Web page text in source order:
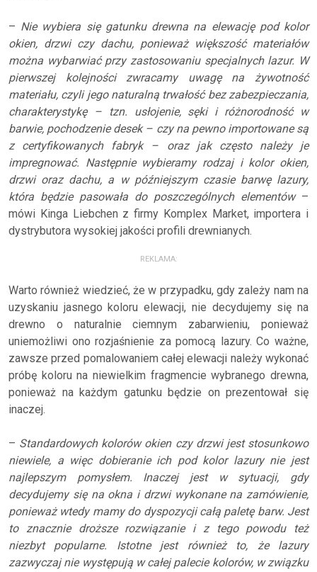
– Nie wybiera się gatunku drewna na elewację pod kolor
okien, drzwi czy dachu, ponieważ większość materiałów
można wybarwiać przy zastosowaniu specjalnych lazur. W
pierwszej kolejności zwracamy uwagę na żywotność
materiału, czyli jego naturalną trwałość bez zabezpieczania,
charakterystykę – tzn. usłojenie, sęki i różnorodność w
barwie, pochodzenie desek – czy na pewno importowane są
z certyfikowanych fabryk – oraz jak często należy je
impregnować. Następnie wybieramy rodzaj i kolor okien,
drzwi oraz dachu, a w późniejszym czasie barwę lazury,
która będzie pasowała do poszczególnych elementów–
mówi Kinga Liebchen z firmy Komplex Market, importera i
dystrybutora wysokiej jakości profili drewnianych.
REKLAMA:
Warto również wiedzieć, że w przypadku, gdy zależy nam na
uzyskaniu jasnego koloru elewacji, nie decydujemy się na
drewno o naturalnie ciemnym zabarwieniu, ponieważ
uniemożliwi ono rozjaśnienie za pomocą lazury. Co ważne,
zawsze przed pomalowaniem całej elewacji należy wykonać
próbę koloru na niewielkim fragmencie wybranego drewna,
ponieważ na każdym gatunku będzie on prezentował się
inaczej.
– Standardowych kolorów okien czy drzwi jest stosunkowo
niewiele, a więc dobieranie ich pod kolor lazury nie jest
najlepszym pomysłem. Inaczej jest w sytuacji, gdy
decydujemy się na okna i drzwi wykonane na zamówienie,
ponieważ wtedy mamy do dyspozycji całą paletę barw. Jest
to znacznie droższe rozwiązanie i z tego powodu też
niezbyt popularne. Istotne jest również to, że lazury
zazwyczaj nie występują w całej palecie kolorów, w związku